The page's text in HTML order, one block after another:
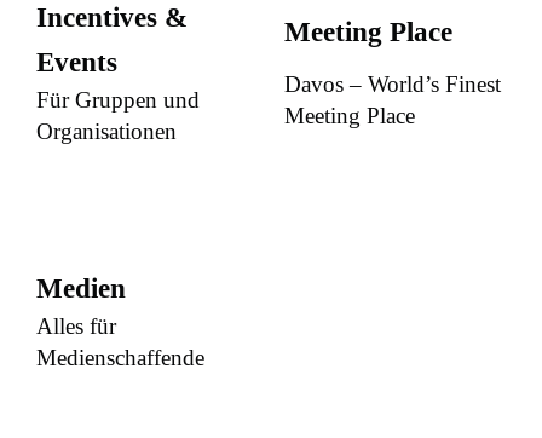
Incentives &
Events
Für Gruppen und
Organisationen
Meeting Place
Davos – World’s Finest
Meeting Place
Medien
Alles für
Medienschaffende